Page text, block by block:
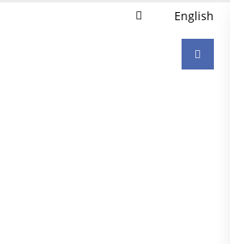
English